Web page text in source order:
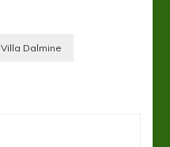
Villa Dalmine